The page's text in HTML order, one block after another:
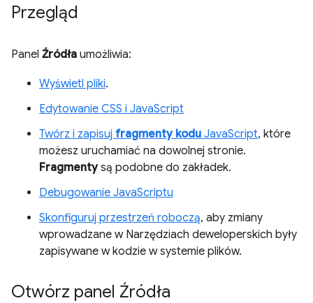
Przegląd
Panel Źródła umożliwia:
Wyświetl pliki.
Edytowanie CSS i JavaScript
Twórz i zapisuj fragmenty kodu JavaScript, które
możesz uruchamiać na dowolnej stronie.
Fragmentysą podobne do zakładek.
Debugowanie JavaScriptu
Skonfiguruj przestrzeń roboczą, aby zmiany
wprowadzane w Narzędziach deweloperskich były
zapisywane w kodzie w systemie plików.
Otwórz panel Źródła